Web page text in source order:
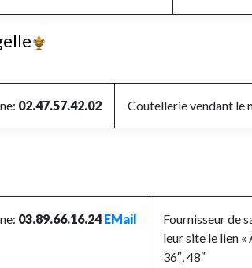
02.47.57.42.02 Coutellerie vendant le
03.89.66.16.24 EMail Fournisseur de
leur site le lien «
36″, 48″